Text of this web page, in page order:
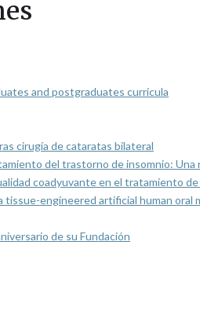
and postgraduates curricula
cirugía de cataratas bilateral
del trastorno de insomnio: Una
coadyuvante en el tratamiento
engineered artificial human oral
de su Fundación